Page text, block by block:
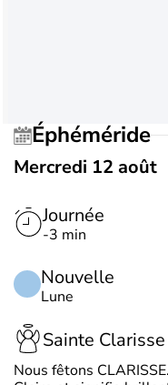
Éphéméride
Mercredi 12 août
Journée
-3 min
Nouvelle
Lune
Sainte Clarisse
Nous fêtons